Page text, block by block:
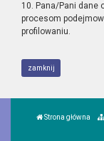
10. Pana/Pani dane
procesom
profilowaniu.
zamknij
Strona główna